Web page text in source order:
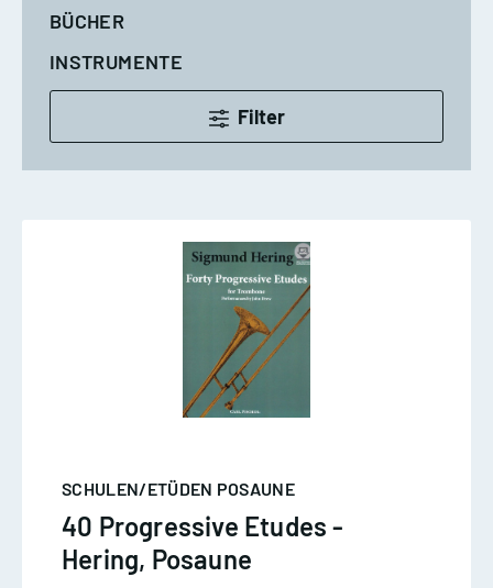
BÜCHER
INSTRUMENTE
Filter
SCHULEN/ETÜDEN POSAUNE
40 Progressive Etudes -
Hering, Posaune